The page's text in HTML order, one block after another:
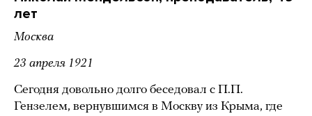
лет
Москва
23 апреля 1921
Сегодня довольно долго беседовал с П.П.
Гензелем, вернувшимся в Москву из Крыма, где